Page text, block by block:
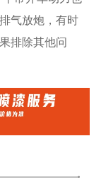
气放炮，有时
排除其他问